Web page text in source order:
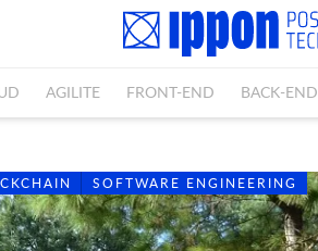
AGILITE FRONT-END BACK-END
SOFTWARE ENGINEERING